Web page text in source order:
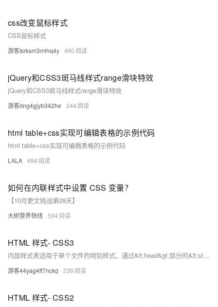
css改变鼠标样式
CSS鼠标样式
游客tsrksm3mlhq4y 490
jQuery和CSS3斑马线样式range滑块特效
jQuery和CSS3斑马线样式range滑块特效
游客dng4gjyb342he 244
html table+css实现可编辑表格的示例代码
html table+css实现可编辑表格的示例代码
LALA 694
如何在内联样式中设置 CSS 变量？
【10月更文挑战第28天】
大树营养快线 594
HTML 样式- CSS3
内部样式表适用于单个文件的特别样式，通过&lt;head&gt;部分的&lt;style&gt;标签定义；外部样式表适用于多个页面，通过&lt;link&gt;标签引用外部CSS文件；&lt;style&gt;定义样式，&lt;link&gt;引用资源；已弃用的标签有&lt;font&gt;、&lt;center&gt;、&lt;strike&gt;，属性有color和bgcolor。
游客44yag4ft7nckq 239
HTML 样式- CSS2